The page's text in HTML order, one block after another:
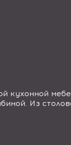
кухонной
Из